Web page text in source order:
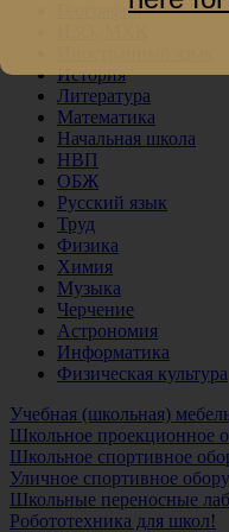
География
История
Литература
Математика
Начальная школа
НВП
ОБЖ
Русский язык
Труд
Физика
Химия
Музыка
Черчение
Астрономия
Информатика
Физическая культура
Учебная (школьная)
Школьное проекционное
Школьное спортивное
Уличное спортивное
Школьные переносные
Робототехника для школ!